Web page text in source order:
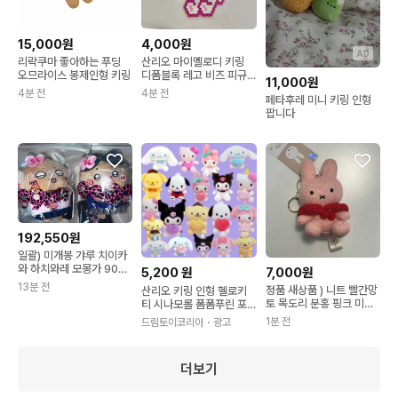
15,000원
리락쿠마 좋아하는 푸딩
오므라이스 봉제인형 키링
4분 전
4,000원
산리오 마이멜로디 키링
디폼블록 레고 비즈 피규
어 인형 헬로키티
4분 전
AD
11,000원
페타후레 미니 키링 인형
팝니다
192,550원
일괄) 미개봉 갸루 치이카
와 하치와레 모몽가 9090
마스코트 누이 인형 키링
13분 전
5,200원
산리오 키링 인형 헬로키
티 시나모롤 폼폼푸린 포
차코 마이멜로디 쿠로미
한교동 가방 백참
드림토이코리아 ・광고
7,000원
정품 새상품 ) 니트 빨간망
토 목도리 분홍 핑크 미피
인형 키링
1분 전
더보기